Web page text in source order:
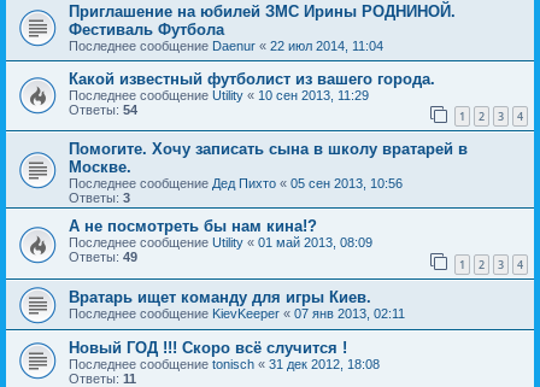
Приглашение на юбилей ЗМС Ирины РОДНИНОЙ.
Фестиваль Футбола
Последнее сообщение Daenur « 22 июл 2014, 11:04
Какой известный футболист из вашего города.
Последнее сообщение Utility « 10 сен 2013, 11:29
Ответы: 54 1 2 3 4
Помогите. Хочу записать сына в школу вратарей в
Москве.
Последнее сообщение Дед Пихто « 05 сен 2013, 10:56
Ответы: 3
А не посмотреть бы нам кина!?
Последнее сообщение Utility « 01 май 2013, 08:09
Ответы: 49 1 2 3 4
Вратарь ищет команду для игры Киев.
Последнее сообщение KievKeeper « 07 янв 2013, 02:11
Новый ГОД !!! Скоро всё случится !
Последнее сообщение tonisch « 31 дек 2012, 18:08
Ответы: 11